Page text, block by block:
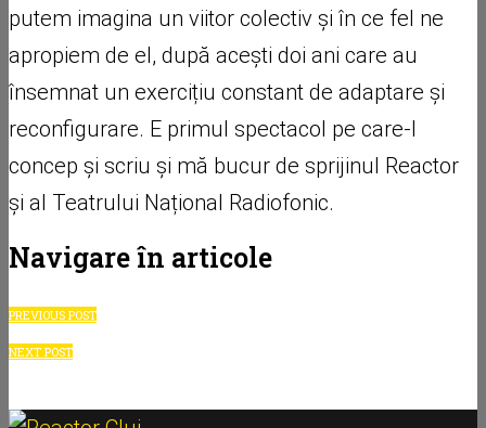
putem imagina un viitor colectiv și în ce fel ne
apropiem de el, după acești doi ani care au
însemnat un exercițiu constant de adaptare și
reconfigurare. E primul spectacol pe care-l
concep și scriu și mă bucur de sprijinul Reactor
și al Teatrului Național Radiofonic.
Navigare în articole
PREVIOUS POST
NEXT POST